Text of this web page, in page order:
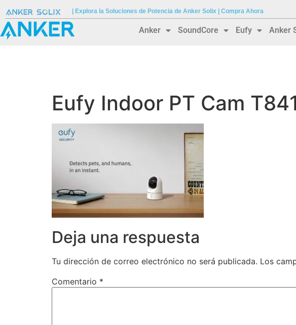
| Explora la Soluciones de Potencia de Anker Solix | Compra Ahora
Anker SoundCore Eufy Anker
Eufy Indoor PT Cam
Deja una respuesta
Tu dirección de correo electrónico no será publicada. Los
Comentario *